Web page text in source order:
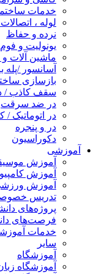
خدمات
لوله ،
نرده و حفاظ
یونولیت و فوم
ماشین آلات و
آسانسور /پله
بازسازی
سقف کاذب /
در ضد سرقت
در اتوماتیک /
در و پنجره
دکوراسیون
آموزشی
آموزش
آموزش
آموزش
تدریس
پروژه‌های
فرصت‌های
خدمات
سایر
آموزشگاه
آموزشگاه